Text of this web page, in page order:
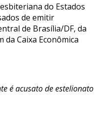
do Estados
de emitir
de Brasília/DF, da
da Caixa Econômica
é acusato de estelionato